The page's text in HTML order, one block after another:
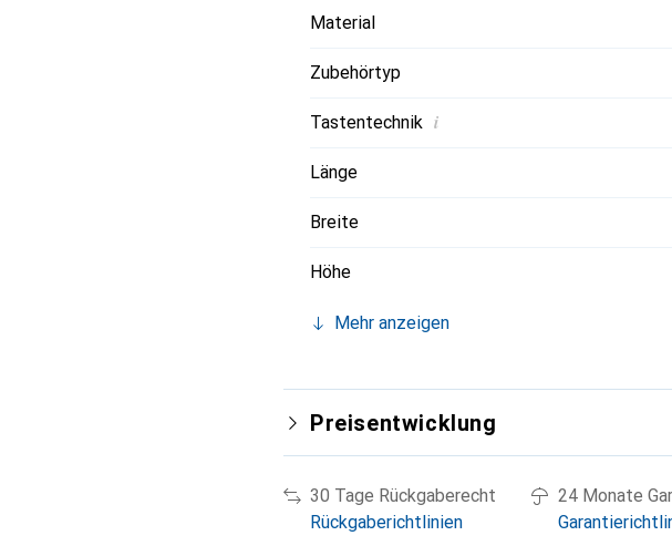
Material
Zubehörtyp
Tastentechnik i
Länge
Breite
Höhe
Mehr anzeigen
Preisentwicklung
30 Tage Rückgaberecht
Rückgaberichtlinien
24 Monate